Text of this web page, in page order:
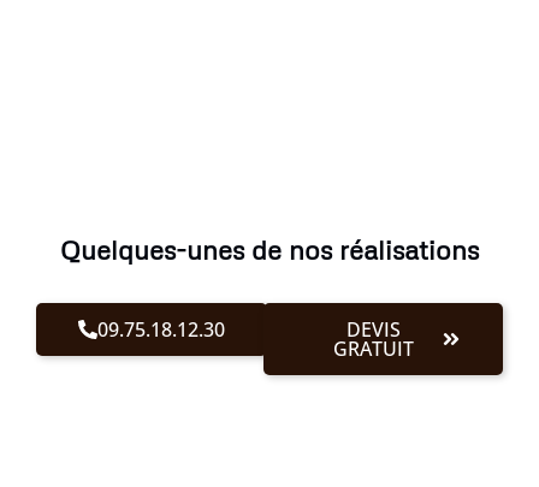
Quelques-unes de nos réalisations
09.75.18.12.30 DEVIS
GRATUIT